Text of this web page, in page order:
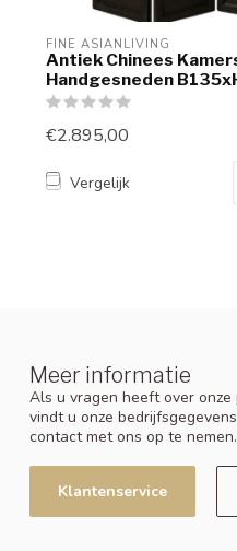
FINE ASIANLIVING
Antiek Chinees
Handgesneden
€2.895,00
Vergelijk
Meer informatie
Als u vragen heeft over
vindt u onze
contact met ons op te nemen.
Klantenservice